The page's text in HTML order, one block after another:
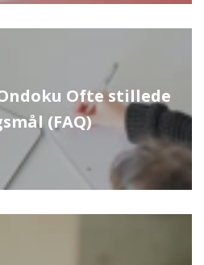
Ofte stillede
(FAQ)